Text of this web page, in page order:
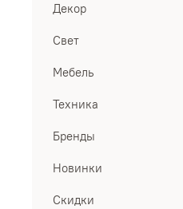
Декор
Свет
Мебель
Техника
Бренды
Новинки
Скидки